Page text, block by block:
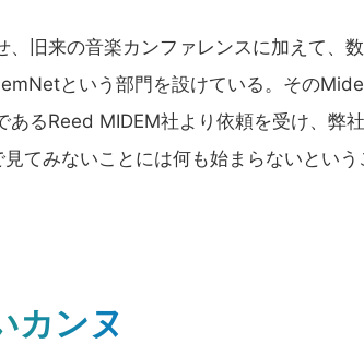
、旧来の音楽カンファレンスに加えて、
という部門を設けている。その
あるReed MIDEM社より依頼を受け、弊
てみないことには何も始まらないとい
カンヌ